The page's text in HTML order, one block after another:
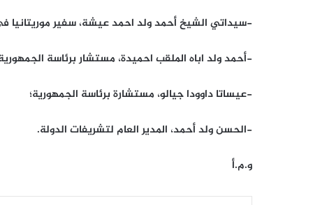
-سيداتي الشيخ أحمد ولد احمد عيشة، سفير موريتانيا
-أحمد ولد اباه الملقب احميدة، مستشار برئاسة
-عيساتا داوودا جيالو، مستشارة برئاسة الجمهورية؛
-الحسن ولد أحمد، المدير العام لتشريفات الدولة.
و.م.أ